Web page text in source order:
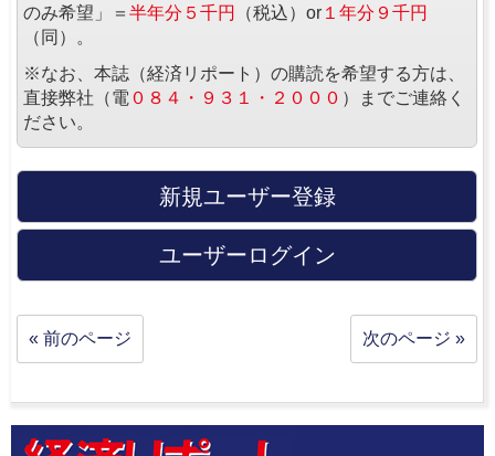
のみ希望」＝ 半年分５千円 （税込）or １年分９千円
（同）。
※なお、本誌（経済リポート）の購読を希望する方は、
直接弊社（電 ０８４・９３１・２０００ ）までご連絡く
ださい。
新規ユーザー登録
ユーザーログイン
« 前のページ 次のページ »